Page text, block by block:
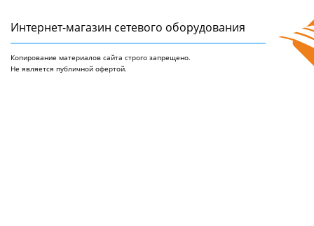
Интернет-магазин сетeвого оборудования
Копирование материалов сайта строго запрещено.
Не является публичной офертой.